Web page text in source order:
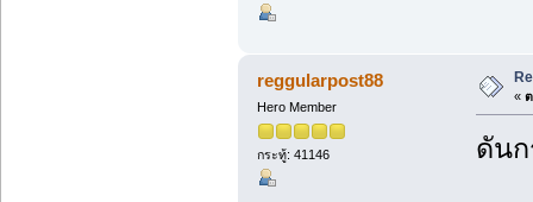
reggularpost88
Hero Member
กระทู้: 41146
«
ดัน